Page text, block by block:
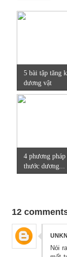
5 bài tập tăng
dương vật
4 phương
thước dương...
12
Nói